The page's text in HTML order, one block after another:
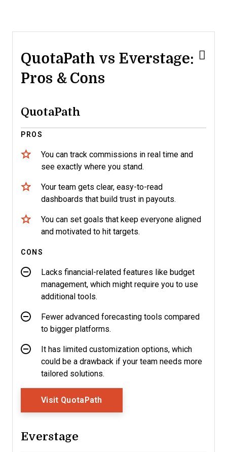
QuotaPath vs Everstage:
Pros & Cons
QuotaPath
PROS
You can track commissions in real time and
see exactly where you stand.
Your team gets clear, easy-to-read
dashboards that build trust in payouts.
You can set goals that keep everyone aligned
and motivated to hit targets.
CONS
Lacks financial-related features like budget
management, which might require you to use
additional tools.
Fewer advanced forecasting tools compared
to bigger platforms.
It has limited customization options, which
could be a drawback if your team needs more
tailored solutions.
Visit QuotaPath
Everstage